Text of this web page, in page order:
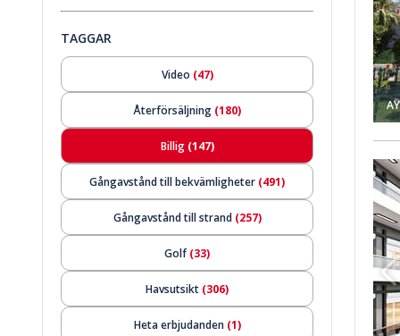
TAGGAR
Video (47)
Återförsäljning (180)
Billig (147)
Gångavstånd till bekvämligheter (491)
Gångavstånd till strand (257)
Golf(33)
Havsutsikt (306)
Heta erbjudanden (1)
Faciliteter I Alanya Turkiet 1Lägenheter Med Omfattande Gemensamma Faciliteter I